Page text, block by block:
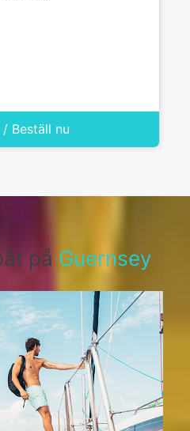
Beställ nu
på Guernsey